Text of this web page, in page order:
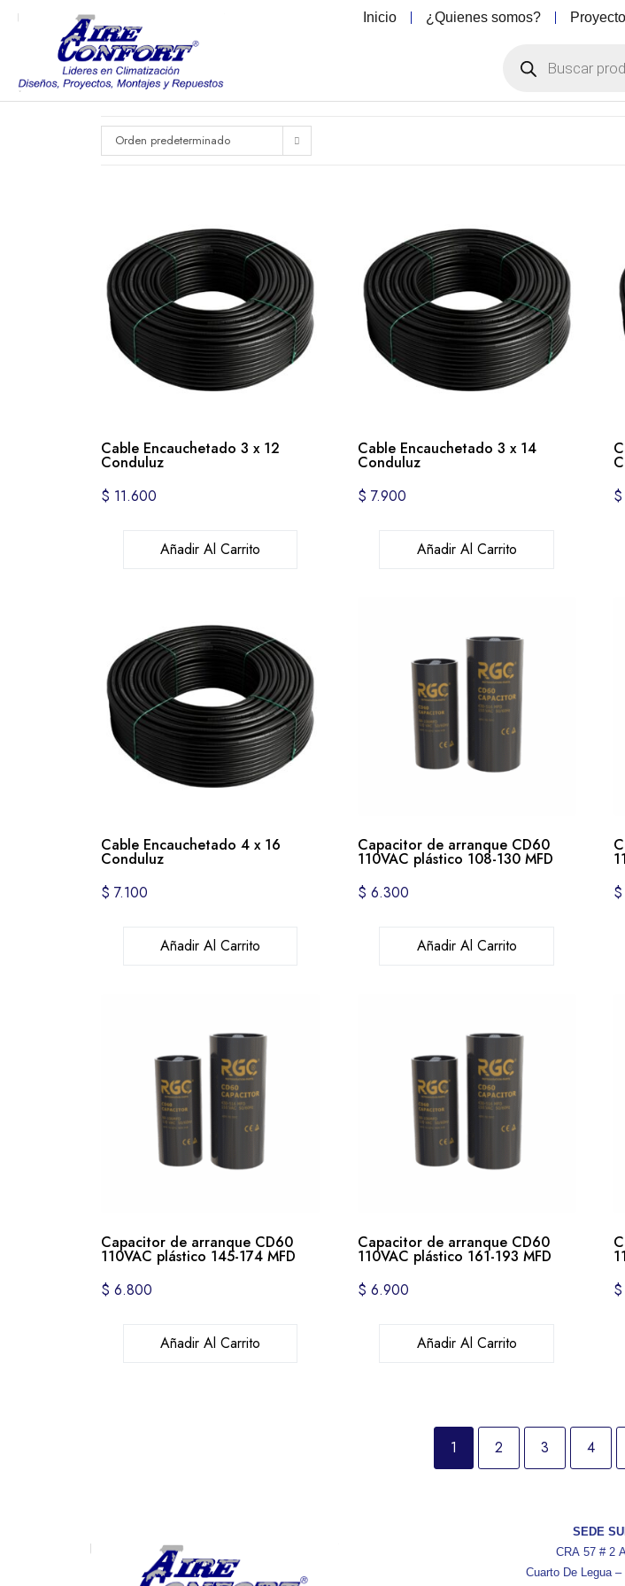
Inicio ¿Quienes somos?
Orden predeterminado
Cable Encauchetado 3 x 12
Conduluz
$ 11.600
Añadir Al Carrito
Cable Encauchetado 3 x 14
Conduluz
$ 7.900
Añadir Al Carrito
$
Cable Encauchetado 4 x 16
Conduluz
$ 7.100
Añadir Al Carrito
Capacitor de arranque CD60
110VAC plástico 108-130 MFD
$ 6.300
Añadir Al Carrito
$
Capacitor de arranque CD60
110VAC plástico 145-174 MFD
$ 6.800
Añadir Al Carrito
Capacitor de arranque CD60
110VAC plástico 161-193 MFD
$ 6.900
Añadir Al Carrito
$
1 2 3 4
SEDE
CRA 57 # 2
Cuarto De Legua –